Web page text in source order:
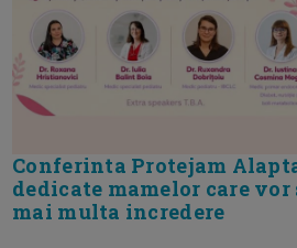
Conferinta Protejam
dedicate mamelor care vor
mai multa incredere